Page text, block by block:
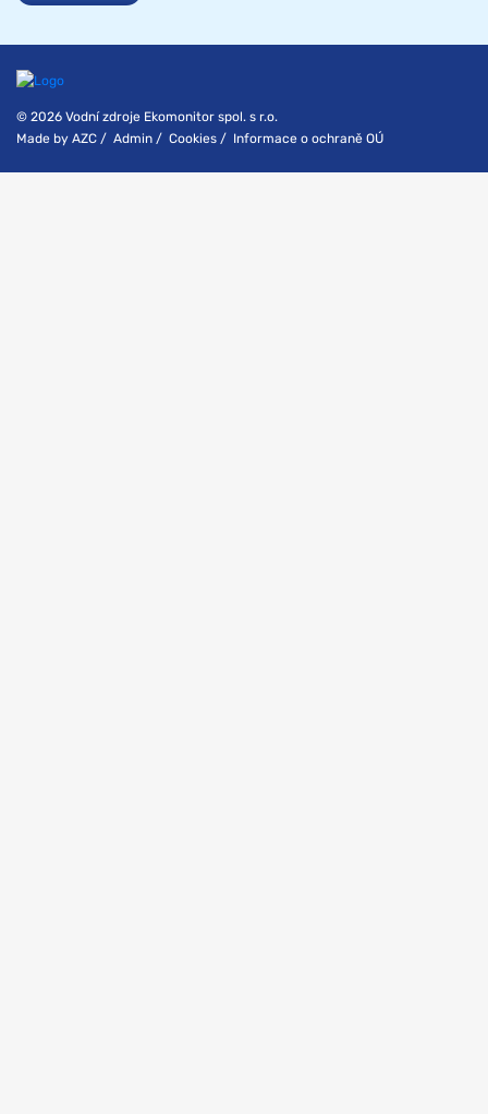
© 2026 Vodní zdroje Ekomonitor spol. s r.o.
Made by AZC / Admin / Cookies / Informace o ochraně OÚ